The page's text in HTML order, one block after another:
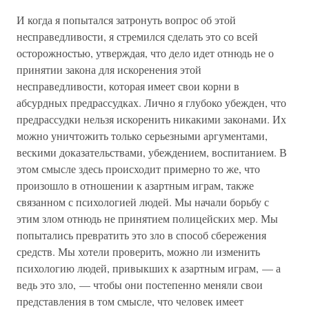
И когда я попытался затронуть вопрос об этой
несправедливости, я стремился сделать это со всей
осторожностью, утверждая, что дело идет отнюдь не о
принятии закона для искоренения этой
несправедливости, которая имеет свои корни в
абсурдных предрассудках. Лично я глубоко убежден, что
предрассудки нельзя искоренить никакими законами. Их
можно уничтожить только серьезными аргументами,
вескими доказательствами, убеждением, воспитанием. В
этом смысле здесь происходит примерно то же, что
произошло в отношении к азартным играм, также
связанном с психологией людей. Мы начали борьбу с
этим злом отнюдь не принятием полицейских мер. Мы
попытались превратить это зло в способ сбережения
средств. Мы хотели проверить, можно ли изменить
психологию людей, привыкших к азартным играм, — а
ведь это зло, — чтобы они постепенно меняли свои
представления в том смысле, что человек имеет